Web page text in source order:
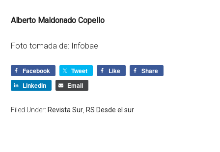
Alberto Maldonado Copello
Foto tomada de: Infobae
Facebook Tweet Like
Share
LinkedIn
Email
Filed Under: Revista Sur RS Desde el sur